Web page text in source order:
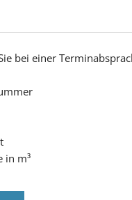
bei einer
in m³